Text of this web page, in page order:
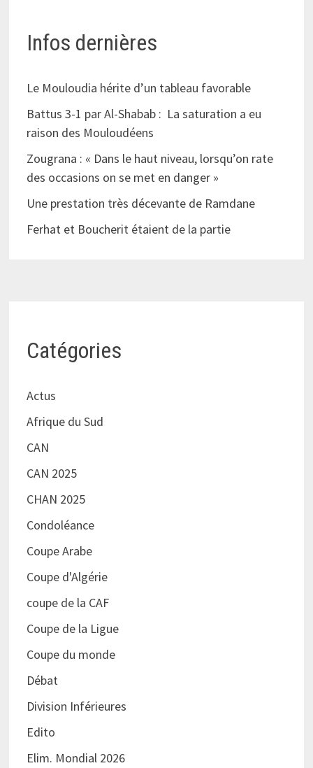
Infos dernières
Le Mouloudia hérite d’un tableau favorable
Battus 3-1 par Al-Shabab : La saturation a eu
raison des Mouloudéens
Zougrana : « Dans le haut niveau, lorsqu’on rate
des occasions on se met en danger »
Une prestation très décevante de Ramdane
Ferhat et Boucherit étaient de la partie
Catégories
Actus
Afrique du Sud
CAN
CAN 2025
CHAN 2025
Condoléance
Coupe Arabe
Coupe d'Algérie
coupe de la CAF
Coupe de la Ligue
Coupe du monde
Débat
Division Inférieures
Edito
Elim. Mondial 2026